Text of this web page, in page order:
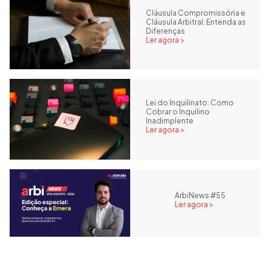
Cláusula Compromissória e
Cláusula Arbitral: Entenda as
Diferenças
Ler agora >
Lei do Inquilinato: Como
Cobrar o Inquilino
Inadimplente
Ler agora >
ArbiNews #55
Ler agora >